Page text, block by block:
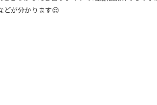
どが分かります😌